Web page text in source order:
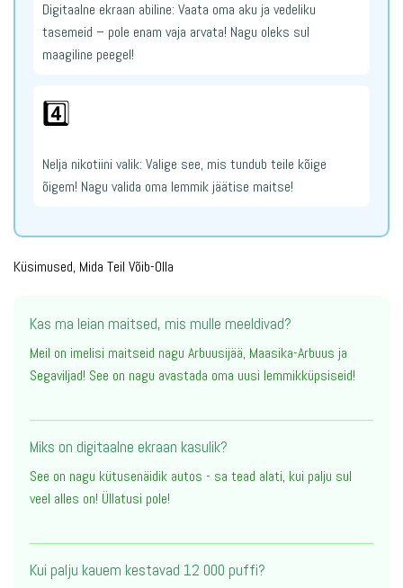
Digitaalne ekraan abiline: Vaata oma aku ja vedeliku
tasemeid – pole enam vaja arvata! Nagu oleks sul
maagiline peegel!
4️⃣
Nelja nikotiini valik: Valige see, mis tundub teile kõige
õigem! Nagu valida oma lemmik jäätise maitse!
Küsimused, Mida Teil Võib-Olla
Kas ma leian maitsed, mis mulle meeldivad?
Meil on imelisi maitseid nagu Arbuusijää, Maasika-Arbuus ja
Segaviljad! See on nagu avastada oma uusi lemmikküpsiseid!
Miks on digitaalne ekraan kasulik?
See on nagu kütusenäidik autos - sa tead alati, kui palju sul
veel alles on! Üllatusi pole!
Kui palju kauem kestavad 12 000 puffi?